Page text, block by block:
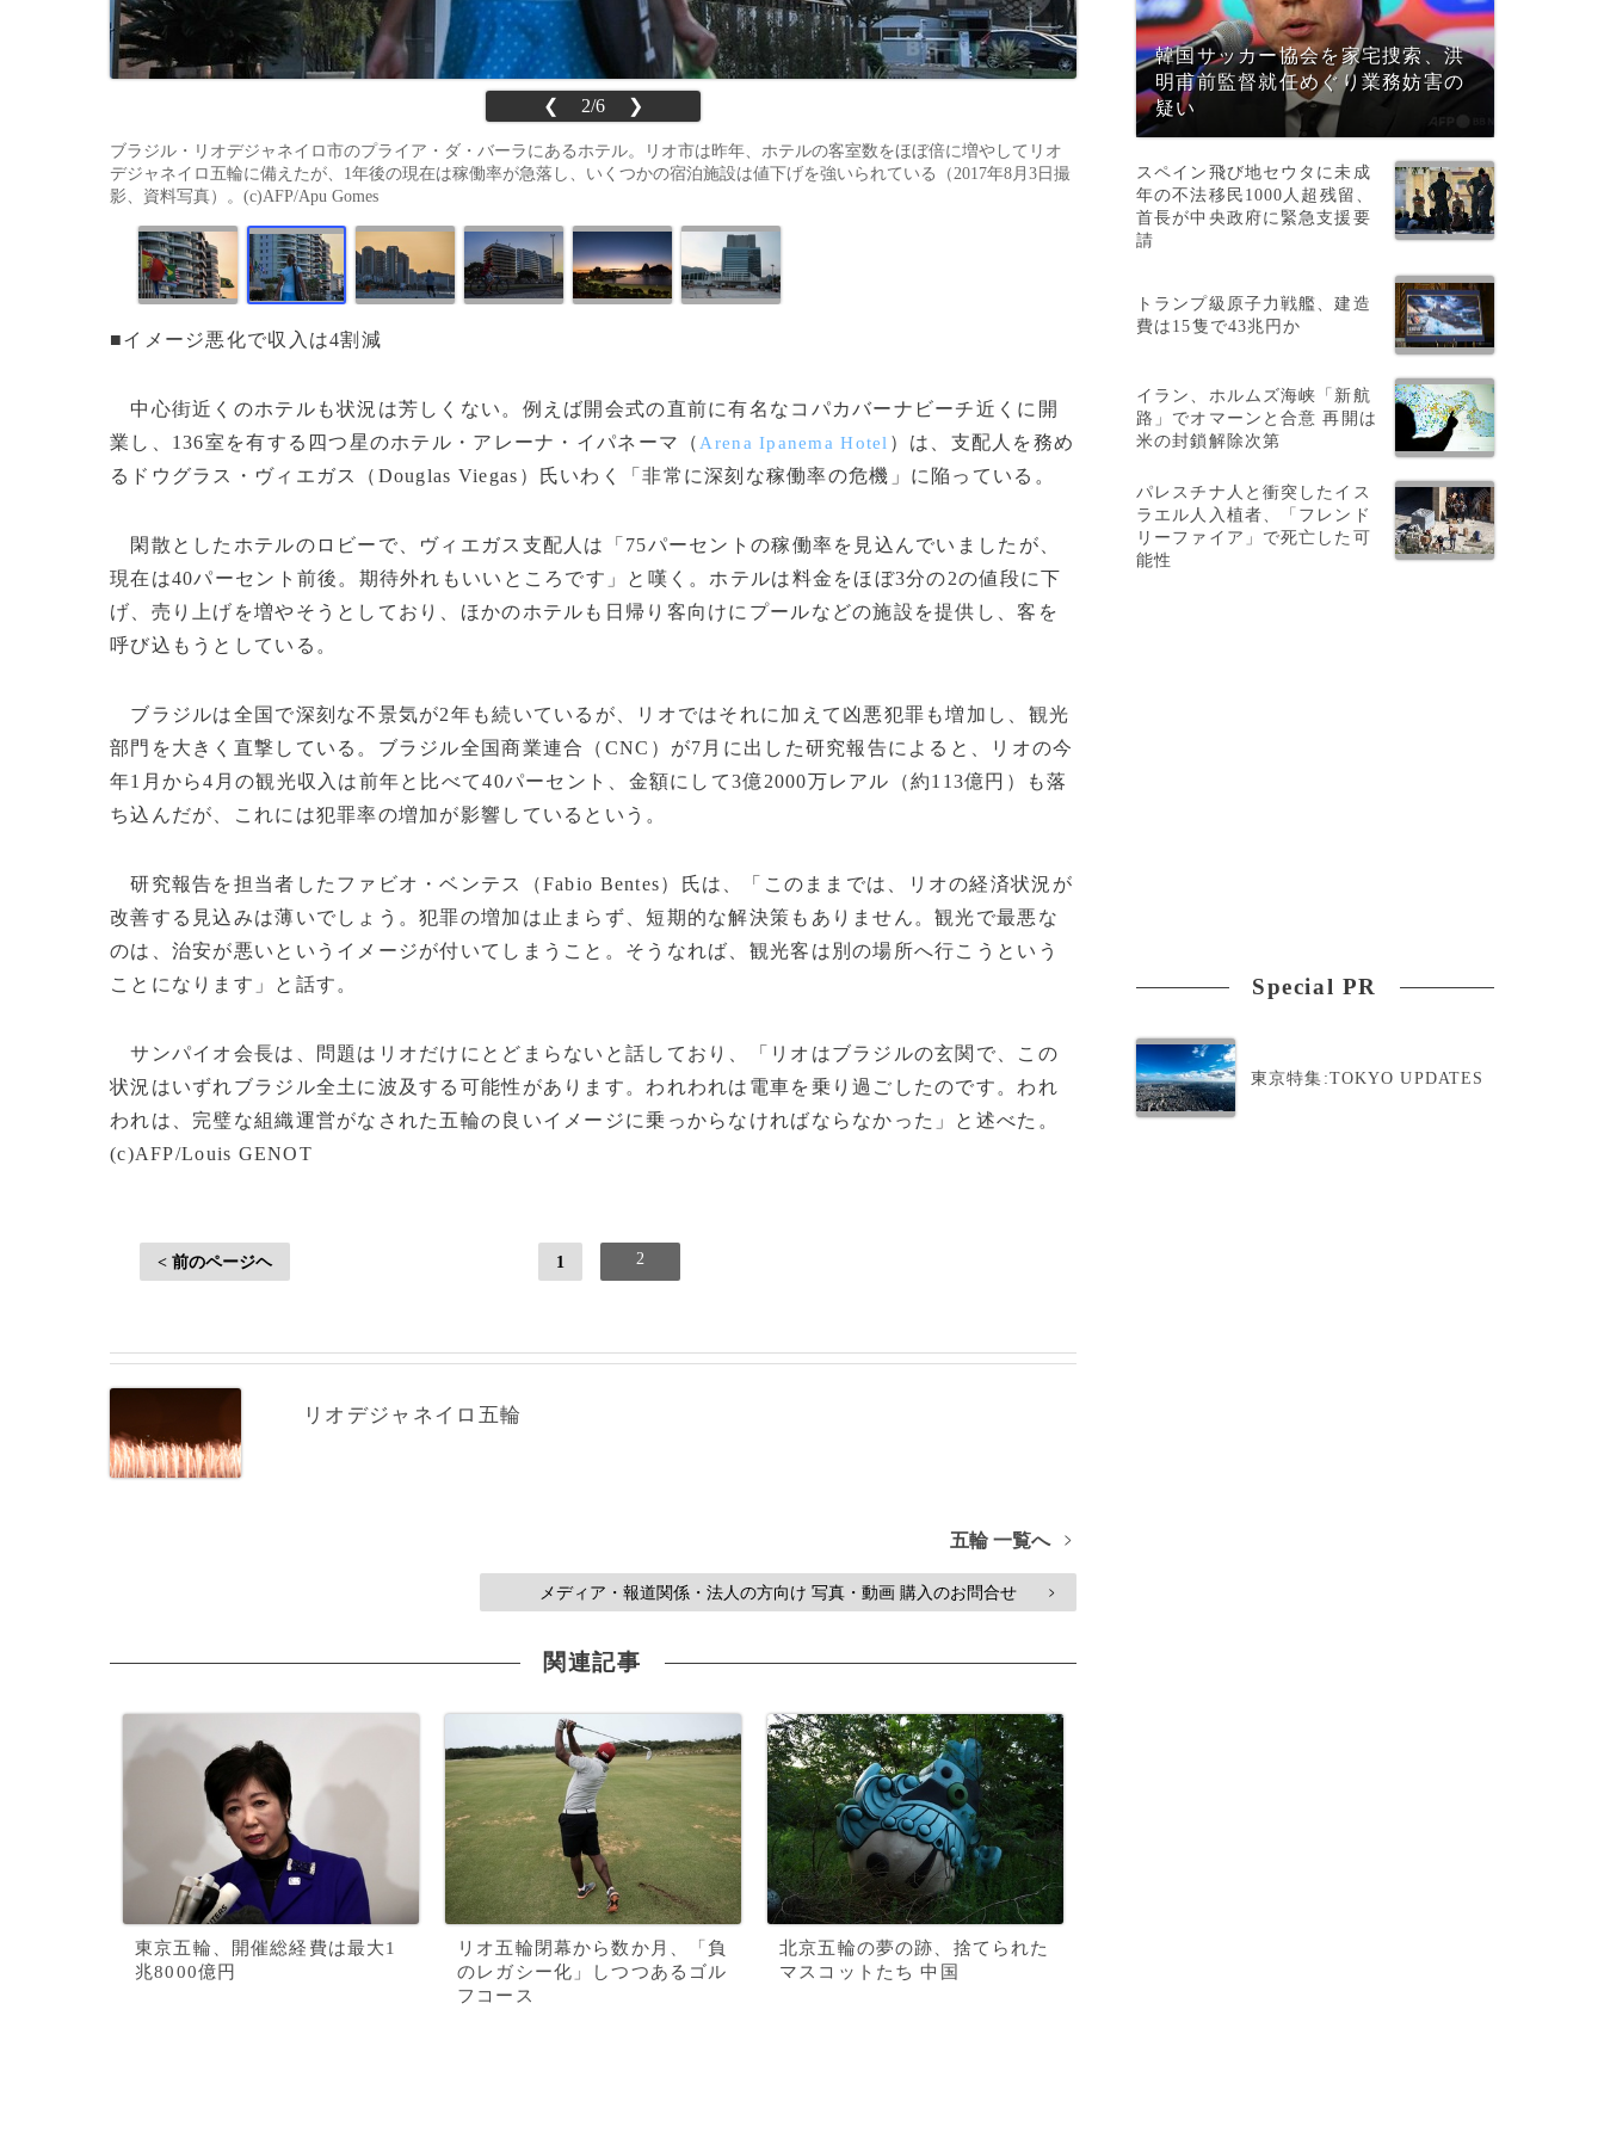
❮ 2/6 ❯
ブラジル・リオデジャネイロ市のプライア・ダ・バーラにあるホテル。リオ市は昨年、ホテルの客室数をほぼ倍に増やしてリオ
デジャネイロ五輪に備えたが、1年後の現在は稼働率が急落し、いくつかの宿泊施設は値下げを強いられている（2017年8月3日撮
影、資料写真）。(c)AFP/Apu Gomes
■イメージ悪化で収入は4割減
中心街近くのホテルも状況は芳しくない。例えば開会式の直前に有名なコパカバーナビーチ近くに開
業し、136室を有する四つ星のホテル・アレーナ・イパネーマ（ Arena Ipanema Hotel ）は、支配人を務め
るドウグラス・ヴィエガス（Douglas Viegas）氏いわく「非常に深刻な稼働率の危機」に陥っている。
閑散としたホテルのロビーで、ヴィエガス支配人は「75パーセントの稼働率を見込んでいましたが、
現在は40パーセント前後。期待外れもいいところです」と嘆く。ホテルは料金をほぼ3分の2の値段に下
げ、売り上げを増やそうとしており、ほかのホテルも日帰り客向けにプールなどの施設を提供し、客を
呼び込もうとしている。
ブラジルは全国で深刻な不景気が2年も続いているが、リオではそれに加えて凶悪犯罪も増加し、観光
部門を大きく直撃している。ブラジル全国商業連合（CNC）が7月に出した研究報告によると、リオの今
年1月から4月の観光収入は前年と比べて40パーセント、金額にして3億2000万レアル（約113億円）も落
ち込んだが、これには犯罪率の増加が影響しているという。
研究報告を担当者したファビオ・ベンテス（Fabio Bentes）氏は、「このままでは、リオの経済状況が
改善する見込みは薄いでしょう。犯罪の増加は止まらず、短期的な解決策もありません。観光で最悪な
のは、治安が悪いというイメージが付いてしまうこと。そうなれば、観光客は別の場所へ行こうという
ことになります」と話す。
サンパイオ会長は、問題はリオだけにとどまらないと話しており、「リオはブラジルの玄関で、この
状況はいずれブラジル全土に波及する可能性があります。われわれは電車を乗り過ごしたのです。われ
われは、完璧な組織運営がなされた五輪の良いイメージに乗っからなければならなかった」と述べた。
(c)AFP/Louis GENOT
< 前のページヘ 1 2
リオデジャネイロ五輪
五輪 一覧へ >
メディア・報道関係・法人の方向け 写真・動画 購入のお問合せ >
関連記事
東京五輪、開催総経費は最大1
兆8000億円
リオ五輪閉幕から数か月、「負
のレガシー化」しつつあるゴル
フコース
北京五輪の夢の跡、捨てられた
マスコットたち 中国
韓国サッカー協会を家宅捜索、洪
明甫前監督就任めぐり業務妨害の
疑い
スペイン飛び地セウタに未成
年の不法移民1000人超残留、
首長が中央政府に緊急支援要
請
トランプ級原子力戦艦、建造
費は15隻で43兆円か
イラン、ホルムズ海峡「新航
路」でオマーンと合意 再開は
米の封鎖解除次第
パレスチナ人と衝突したイス
ラエル人入植者、「フレンド
リーファイア」で死亡した可
能性
Special PR
東京特集:TOKYO UPDATES